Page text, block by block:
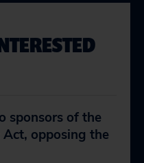
sponsors of the
Act, opposing the